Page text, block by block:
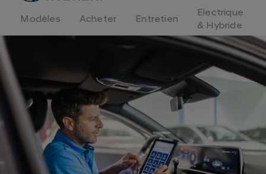
d'accueil
Modèles Acheter Entretien
Electrique
& Hybride